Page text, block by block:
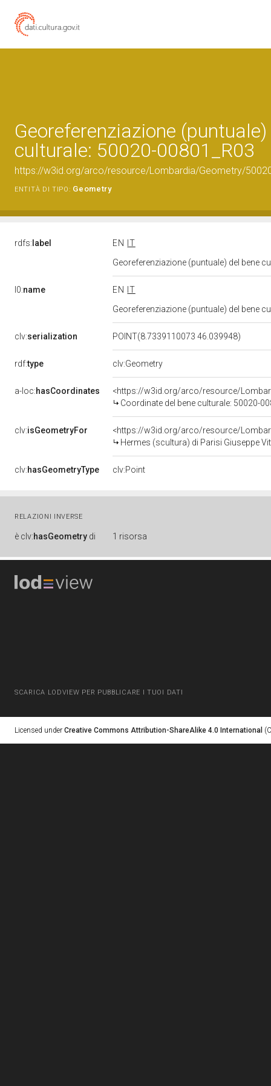
Georeferenziazione
culturale: 50020-00801_R03
https://w3id.org/arco/resource/Lombardia/Geometry/
ENTITÀ DI TIPO: Geometry
rdfs: label EN
IT
Georeferenziazione (puntuale) del bene
l0:name EN
IT
Georeferenziazione (puntuale) del bene
clv:serialization POINT(8.7339110073 46.039948)
rdf:type clv:Geometry
a-loc:hasCoordinates
<https://w3id.org/arco/resource/
Coordinate del bene culturale: 50020-
clv:isGeometryFor
<https://w3id.org/arco/resource/
Hermes (scultura) di Parisi Giuseppe
clv:hasGeometryType clv:Point
RELAZIONI INVERSE
è clv:hasGeometry di 1 risorsa
SCARICA LODVIEW PER PUBBLICARE I TUOI DATI
Licensed under Creative Commons Attribution-ShareAlike 4.0 International